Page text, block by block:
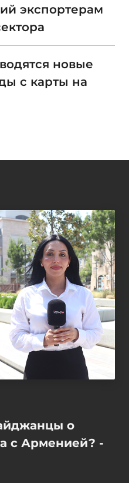
экспортерам
новые
с карты на
о
с Арменией? -